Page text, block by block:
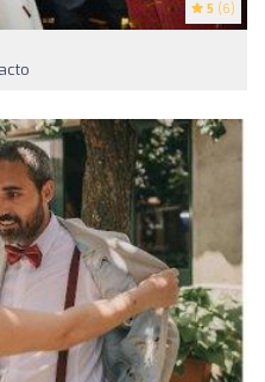
5 (6)